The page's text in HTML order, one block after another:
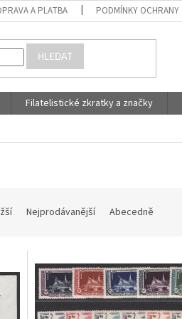
A PLATBA PODMÍNKY OCHRANY
HLEDAT
Filatelistické zkratky a značky
Nejprodávanější Abecedně